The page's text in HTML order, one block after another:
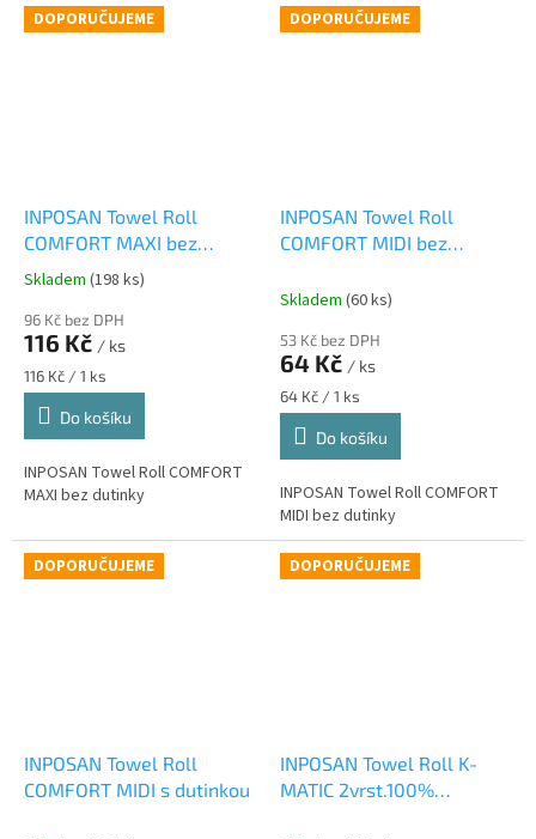
DOPORUČUJEME
INPOSAN Towel Roll
COMFORT MAXI bez
dutinky
Průměrné
produktu
je
5,0
z
hvězdiček.
Skladem (198 ks)
96 Kč bez DPH
116 Kč / ks
Měrná
cena:
116 Kč / 1 ks
Do košíku
INPOSAN Towel Roll COMFORT
MAXI bez dutinky
DOPORUČUJEME
INPOSAN Towel Roll
COMFORT MIDI bez
Skladem (60 ks)
53 Kč bez DPH
64 Kč / ks
Měrná
cena:
64 Kč / 1 ks
Do košíku
INPOSAN Towel Roll COMFORT
MIDI bez dutinky
DOPORUČUJEME
INPOSAN Towel Roll
COMFORT MIDI s dutinkou
DOPORUČUJEME
INPOSAN Towel Roll K-
MATIC 2vrst.100%